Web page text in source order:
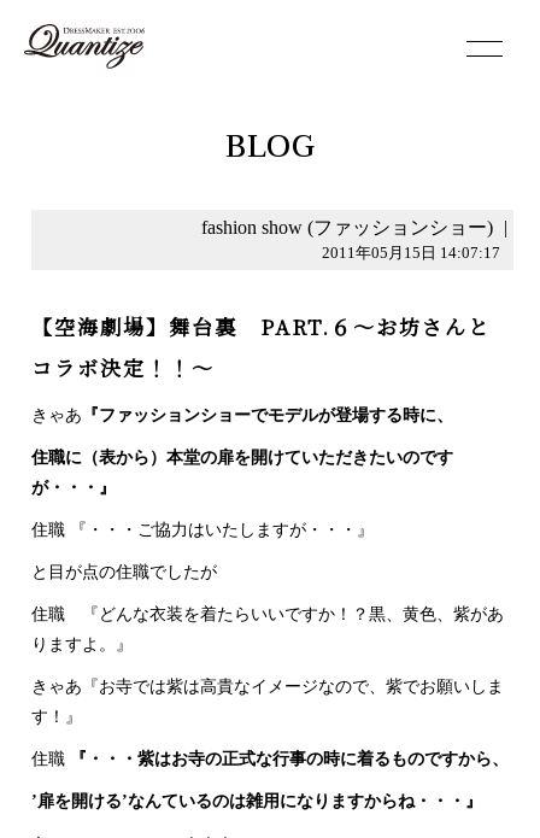
BLOG
fashion show (ファッションショー) |
2011年05月15日 14:07:17
【空海劇場】舞台裏 PART.６～お坊さんと
コラボ決定！！～
きゃあ 『ファッションショーでモデルが登場する時に、
住職に（表から）本堂の扉を開けていただきたいのです
が・・・』
住職 『・・・ご協力はいたしますが・・・』
と目が点の住職でしたが
住職 『どんな衣装を着たらいいですか！？黒、黄色、紫があ
りますよ。』
きゃあ『お寺では紫は高貴なイメージなので、紫でお願いしま
す！』
住職 『・・・紫はお寺の正式な行事の時に着るものですから、
’扉を開ける’なんているのは雑用になりますからね・・・』